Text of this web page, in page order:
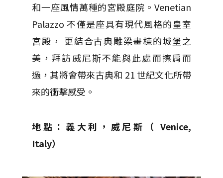
和一座風情萬種的宮殿庭院。Venetian
Palazzo不僅是座具有現代風格的皇室
宮殿， 更結合古典雕梁畫棟的城堡之
美，拜訪威尼斯不能與此處而擦肩而
過 ，其將會帶來古典和 21 世紀文化所帶
來的衝擊感受。
地點：義大利，威尼斯（ Venice,
Italy）